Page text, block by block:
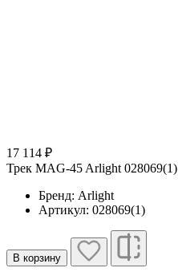
17 114 ₽
Трек MAG-45 Arlight 028069(1)
Бренд: Arlight
Артикул: 028069(1)
В корзину